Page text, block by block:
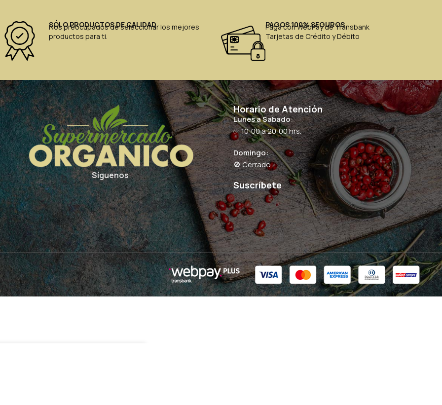
SÓLO PRODUCTOS DE CALIDAD
Nos preocupados de seleccionar los mejores
productos para ti.
PAGOS 100% SEGUROS
Paga con WebPay de Transbank
Tarjetas de Crédito y Débito
Síguenos
Horario de Atención
Lunes a Sabado:
✅ 10:00 a 20:00 hrs.
Domingo:
🚫 Cerrado
Suscríbete